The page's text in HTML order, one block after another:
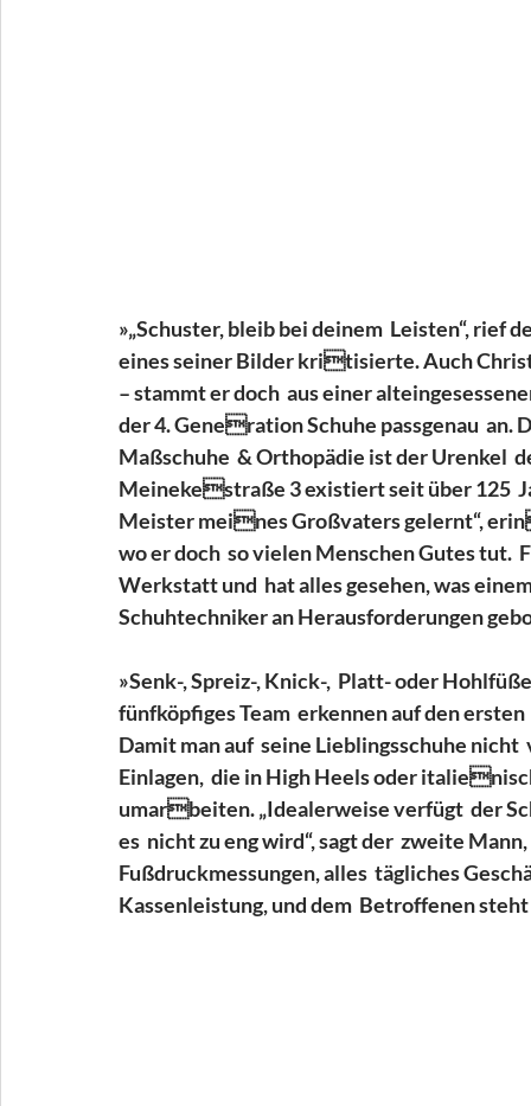
»„Schuster, bleib bei deinem  Leisten“,
eines seiner Bilder kritisierte. Auch
– stammt er doch  aus einer
der 4. Generation Schuhe passgenau  an.
Maßschuhe  & Orthopädie ist der Urenkel
Meinekestraße 3 existiert seit über 125
Meister meines Großvaters gelernt“,
wo er doch  so vielen Menschen Gutes tut.
Werkstatt und  hat alles gesehen, was
Schuhtechniker an Herausforderungen
»Senk-, Spreiz-, Knick-,  Platt- oder
fünfköpfiges Team  erkennen auf den
Damit man auf  seine Lieblingsschuhe
Einlagen,  die in High Heels oder
umarbeiten. „Idealerweise verfügt  der
es  nicht zu eng wird“, sagt der  zweite
Fußdruckmessungen, alles  tägliches
Kassenleistung, und dem  Betroffenen